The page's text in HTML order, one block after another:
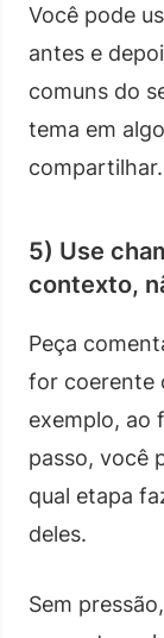
Você pode
antes e
comuns do
tema em
compartilhar.
5) Use
contexto,
Peça
for coerente
exemplo, ao
passo, você
qual etapa
deles.
Sem